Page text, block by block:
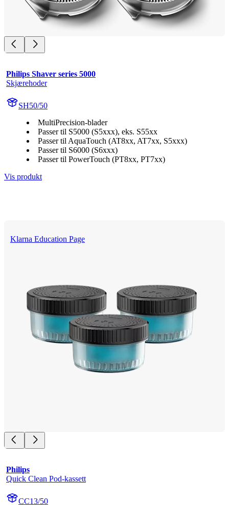
Philips Shaver series 5000
Skjærehoder
SH50/50
MultiPrecision-blader
Passer til S5000 (S5xxx), eks. S55xx
Passer til AquaTouch (AT8xx, AT7xx, S5xxx)
Passer til S6000 (S6xxx)
Passer til PowerTouch (PT8xx, PT7xx)
Vis produkt
Klarna Education Page
Philips
Quick Clean Pod-kassett
CC13/50